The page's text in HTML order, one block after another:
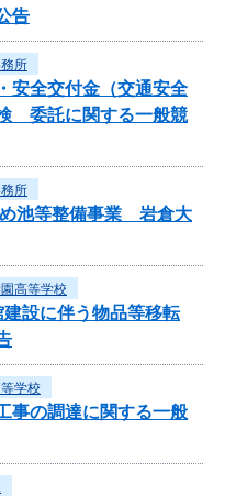
告
所
安全交付金（交通安全
委託に関する一般競
所
池等整備事業 岩倉大
高等学校
設に伴う物品等移転
学校
事の調達に関する一般